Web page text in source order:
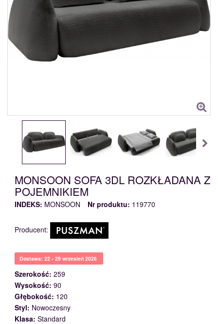
MONSOON SOFA 3DL ROZKŁADANA Z
POJEMNIKIEM
INDEKS: MONSOON Nr produktu: 119770
Producent:
Dostawa: 22 - 29 wrzesień 2026
Szerokość: 259
Wysokość: 90
Głębokość: 120
Styl: Nowoczesny
Klasa: Standard